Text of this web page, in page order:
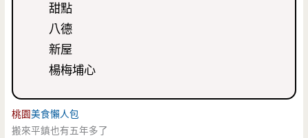
甜點
八德
新屋
楊梅埔心
桃園美食懶人包
搬來平鎮也有五年多了